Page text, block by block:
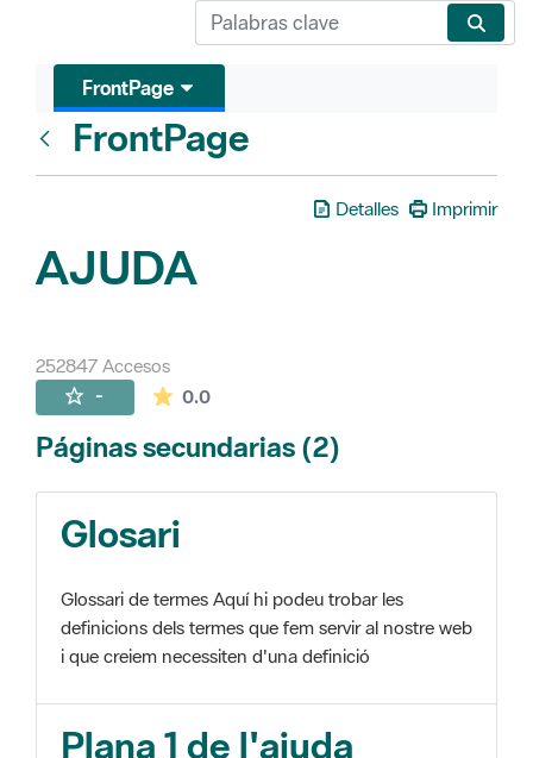
FrontPage
FrontPage
Detalles Imprimir
AJUDA
252847 Accesos
- 0.0La valoración media es de 0 estrellas de
Páginas secundarias (2)
Glosari
Glossari de termes Aquí hi podeu trobar les
definicions dels termes que fem servir al nostre web
i que creiem necessiten d'una definició
Plana 1 de l'ajuda